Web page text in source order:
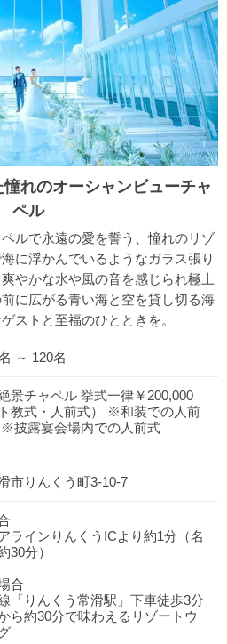
れのオーシャンビューチャ
ペル
ルで永遠の愛を誓う、憧れのリゾ
に浮かんでいるようなガラス張り
やかな水や風の音を感じられ極上
に広がる青い海と空を貸し切る海
ストと至福のひとときを。
～ 120名
景チャペル 挙式一律￥200,000
ト教式・人前式） ※和装での人前
※披露宴会場内での人前式
市りんくう町3-10-7
ラインりんくうICより約1分（名
30分）
合
「りんくう常滑駅」下車徒歩3分
ら約30分で味わえるリゾートウ